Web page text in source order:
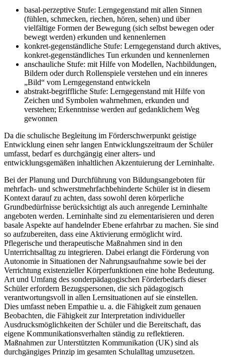
basal-perzeptive Stufe: Lerngegenstand mit allen Sinnen
(fühlen, schmecken, riechen, hören, sehen) und über
vielfältige Formen der Bewegung (sich selbst bewegen oder
bewegt werden) erkunden und kennenlernen
konkret-gegenständliche Stufe: Lerngegenstand durch aktives,
konkret-gegenständliches Tun erkunden und kennenlernen
anschauliche Stufe: mit Hilfe von Modellen, Nachbildungen,
Bildern oder durch Rollenspiele verstehen und ein inneres
„Bild“ vom Lerngegenstand entwickeln
abstrakt-begriffliche Stufe: Lerngegenstand mit Hilfe von
Zeichen und Symbolen wahrnehmen, erkunden und
verstehen; Erkenntnisse werden auf gedanklichem Weg
gewonnen
Da die schulische Begleitung im Förderschwerpunkt geistige
Entwicklung einen sehr langen Entwicklungszeitraum der Schüler
umfasst, bedarf es durchgängig einer alters- und
entwicklungsgemäßen inhaltlichen Akzentuierung der Lerninhalte.
Bei der Planung und Durchführung von Bildungsangeboten für
mehrfach- und schwerstmehrfachbehinderte Schüler ist in diesem
Kontext darauf zu achten, dass sowohl deren körperliche
Grundbedürfnisse berücksichtigt als auch anregende Lerninhalte
angeboten werden. Lerninhalte sind zu elementarisieren und deren
basale Aspekte auf handelnder Ebene erfahrbar zu machen. Sie sind
so aufzubereiten, dass eine Aktivierung ermöglicht wird.
Pflegerische und therapeutische Maßnahmen sind in den
Unterrichtsalltag zu integrieren. Dabei erlangt die Förderung von
Autonomie in Situationen der Nahrungsaufnahme sowie bei der
Verrichtung existenzieller Körperfunktionen eine hohe Bedeutung.
Art und Umfang des sonderpädagogischen Förderbedarfs dieser
Schüler erfordern Bezugspersonen, die sich pädagogisch
verantwortungsvoll in allen Lernsituationen auf sie einstellen.
Dies umfasst neben Empathie u. a. die Fähigkeit zum genauen
Beobachten, die Fähigkeit zur Interpretation individueller
Ausdrucksmöglichkeiten der Schüler und die Bereitschaft, das
eigene Kommunikationsverhalten ständig zu reflektieren.
Maßnahmen zur Unterstützten Kommunikation (UK) sind als
durchgängiges Prinzip im gesamten Schulalltag umzusetzen.